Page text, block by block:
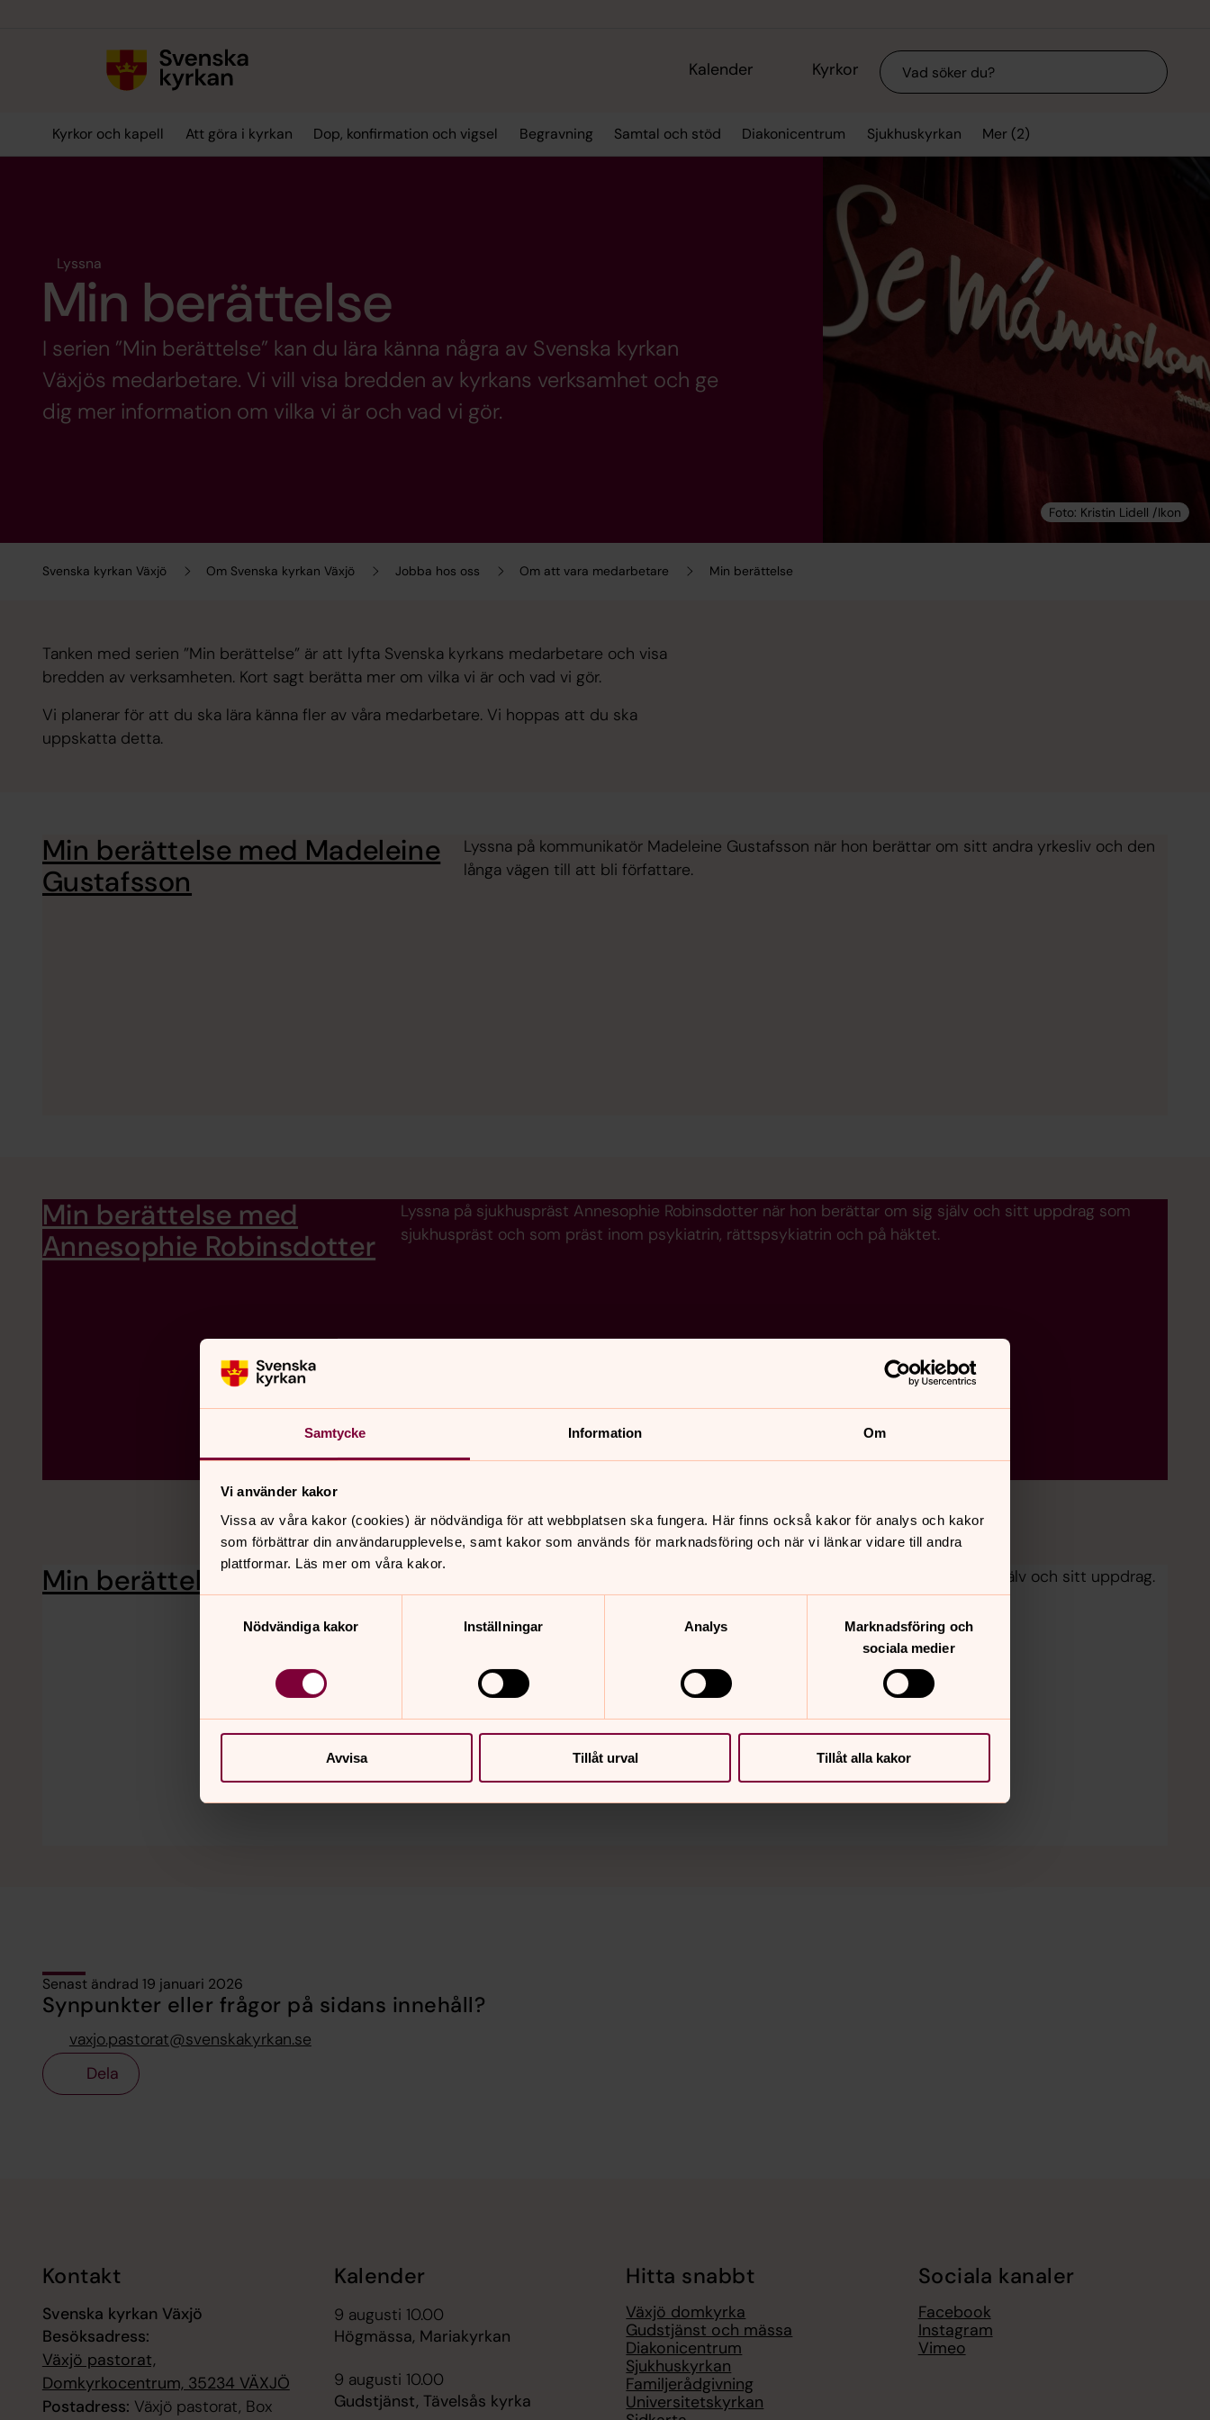
Samtycke Information Om
Vi använder kakor
Vissa av våra kakor (cookies) är nödvändiga för att webbplatsen ska fungera. Här finns också kakor för analys och kakor
som förbättrar din användarupplevelse, samt kakor som används för marknadsföring och när vi länkar vidare till andra
plattformar. Läs mer om våra kakor.
Nödvändiga kakor
Inställningar Analys
Marknadsföring och
sociala medier
Avvisa Tillåt urval Tillåt alla kakor
Kalender Kyrkor Sök
Kyrkor och kapell Att göra i kyrkan Dop, konfirmation och vigsel Begravning Samtal och stöd Diakonicentrum Sjukhuskyrkan Mer (2)
Svenska kyrkan Växjö Om Svenska kyrkan Växjö Jobba hos oss Om att vara medarbetare Min berättelse
Lyssna
Min berättelse
I serien ”Min berättelse” kan du lära känna några av Svenska kyrkan
Växjös medarbetare. Vi vill visa bredden av kyrkans verksamhet och ge
dig mer information om vilka vi är och vad vi gör.
Tanken med serien ”Min berättelse” är att lyfta Svenska kyrkans medarbetare och visa
bredden av verksamheten. Kort sagt berätta mer om vilka vi är och vad vi gör.
Vi planerar för att du ska lära känna fler av våra medarbetare. Vi hoppas att du ska
uppskatta detta.
Min berättelse med Madeleine
Gustafsson
Lyssna på kommunikatör Madeleine Gustafsson när hon berättar om sitt andra yrkesliv och den
långa vägen till att bli författare.
Min berättelse med
Annesophie Robinsdotter
Lyssna på sjukhuspräst Annesophie Robinsdotter när hon berättar om sig själv och sitt uppdrag som
sjukhuspräst och som präst inom psykiatrin, rättspsykiatrin och på häktet.
Min berättelse med Thomas Wärfman Lyssna på domprost Thomas Wärfman när han berättar om sig själv och sitt uppdrag.
Senast ändrad 19 januari 2026
Synpunkter eller frågor på sidans innehåll?
vaxjo.pastorat@svenskakyrkan.se
Dela
Kontakt
Svenska kyrkan Växjö
Besöksadress:
Växjö pastorat,
Domkyrkocentrum, 35234 VÄXJÖ
Postadress: Växjö pastorat, Box
Kalender
9 augusti 10.00
Högmässa, Mariakyrkan
9 augusti 10.00
Gudstjänst, Tävelsås kyrka
Hitta snabbt
Växjö domkyrka
Gudstjänst och mässa
Diakonicentrum
Sjukhuskyrkan
Familjerådgivning
Universitetskyrkan
Sociala kanaler
Facebook
Instagram
Vimeo